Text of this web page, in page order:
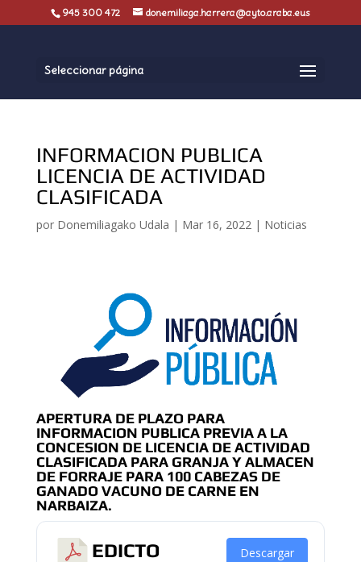
945 300 472 donemiliaga.harrera@ayto.araba.eus
Seleccionar página
INFORMACION PUBLICA
LICENCIA DE ACTIVIDAD
CLASIFICADA
por Donemiliagako Udala | Mar 16, 2022| Noticias
APERTURA DE PLAZO PARA
INFORMACION PUBLICA PREVIA A LA
CONCESION DE LICENCIA DE ACTIVIDAD
CLASIFICADA PARA GRANJA Y ALMACEN
DE FORRAJE PARA 100 CABEZAS DE
GANADO VACUNO DE CARNE EN
NARBAIZA.
EDICTO
Descargar